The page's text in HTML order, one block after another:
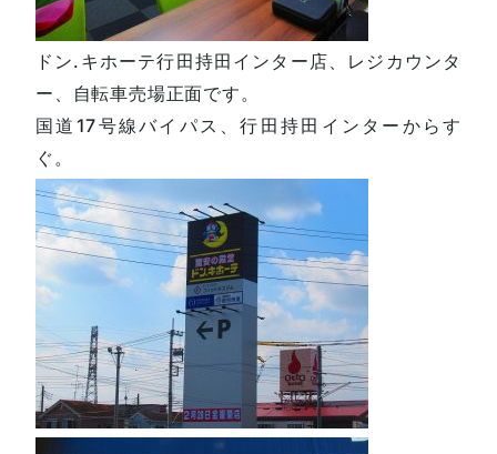
ドン.キホーテ行田持田インター店、レジカウンタ
ー、自転車売場正面です。
国道17号線バイパス、行田持田インターからす
ぐ。